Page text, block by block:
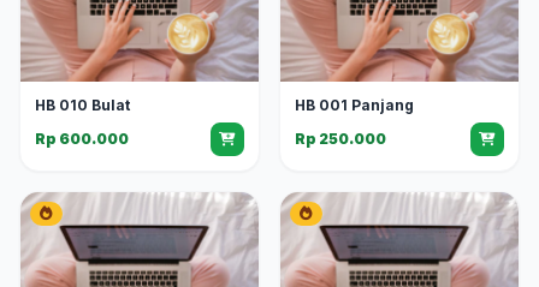
HB 010 Bulat
Rp 600.000
HB 001 Panjang
Rp 250.000